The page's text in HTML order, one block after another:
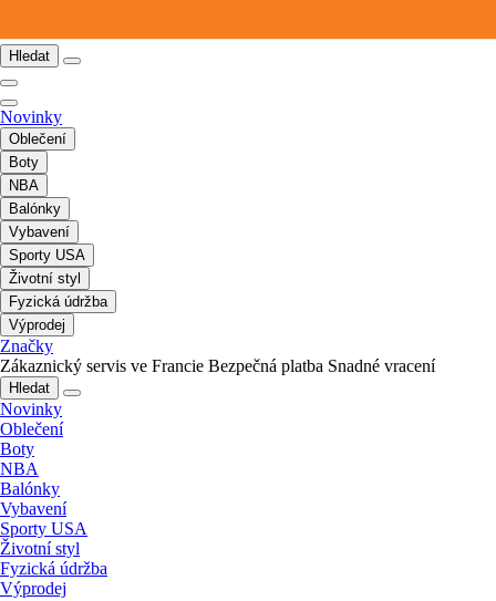
Hledat
Novinky
Oblečení
Boty
NBA
Balónky
Vybavení
Sporty USA
Životní styl
Fyzická údržba
Výprodej
Značky
Zákaznický servis ve Francie Bezpečná platba Snadné vracení
Hledat
Novinky
Oblečení
Boty
NBA
Balónky
Vybavení
Sporty USA
Životní styl
Fyzická údržba
Výprodej